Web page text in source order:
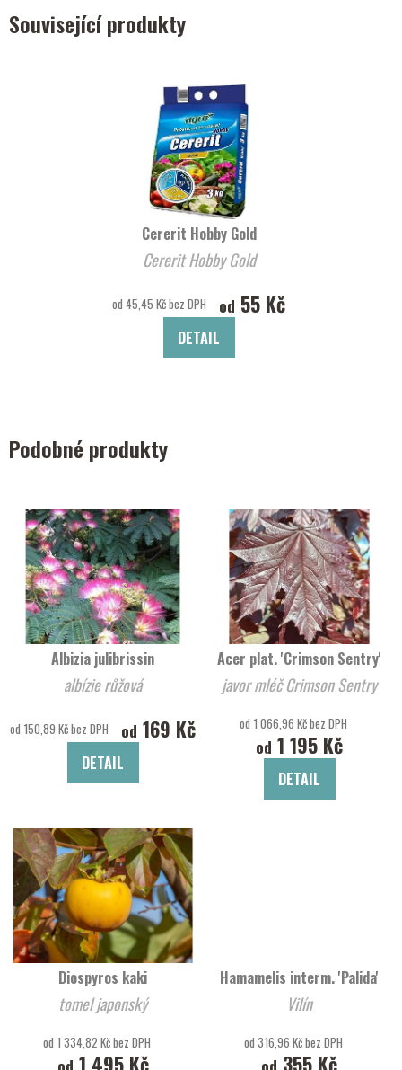
Související produkty
Cererit Hobby Gold
Cererit Hobby Gold
od 45,45 Kč bez DPH od 55 Kč
DETAIL
Podobné produkty
Albizia julibrissin
albízie růžová
od 150,89 Kč bez DPH od 169 Kč
DETAIL
Acer plat. 'Crimson Sentry'
javor mléč Crimson Sentry
od 1 066,96 Kč bez DPH
od 1 195 Kč
DETAIL
Diospyros kaki
tomel japonský
od 1 334,82 Kč bez DPH
1 495 Kč
Hamamelis interm. 'Palida'
Vilín
od 316,96 Kč bez DPH
355 Kč